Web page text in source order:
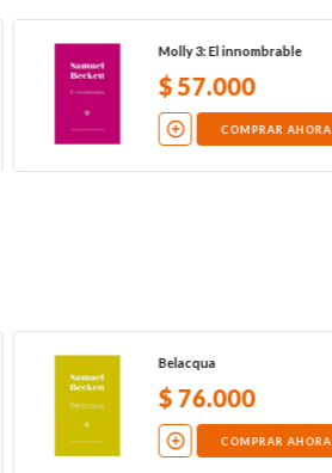
Molly 3: El innombrable
$57.000
COMPRAR AHORA
Belacqua
$76.000
COMPRAR AHORA